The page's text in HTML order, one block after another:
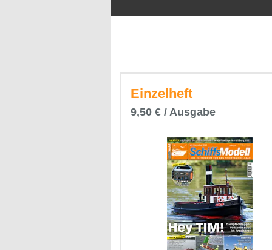
Einzelheft
9,50 € / Ausgabe